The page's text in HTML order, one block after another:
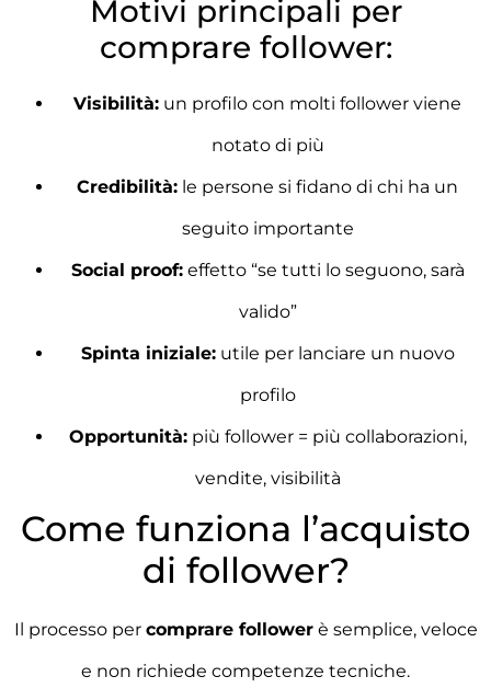
Motivi principali per
comprare follower:
Visibilità: un profilo con molti follower viene
notato di più
Credibilità: le persone si fidano di chi ha un
seguito importante
Social proof:effetto “se tutti lo seguono, sarà
valido”
Spinta iniziale:utile per lanciare un nuovo
profilo
Opportunità:più follower = più collaborazioni,
vendite, visibilità
Come funziona l’acquisto
di follower?
Il processo per comprare followerè semplice, veloce
e non richiede competenze tecniche.